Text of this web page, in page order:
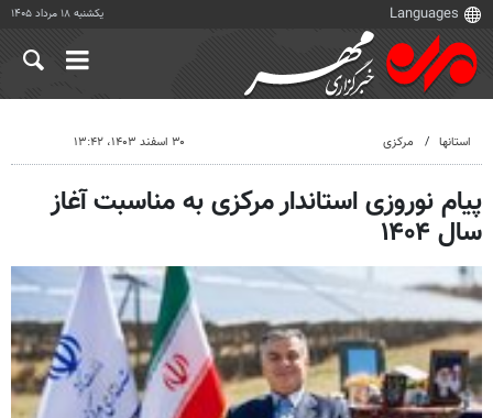
یکشنبه ۱۸ مرداد ۱۴۰۵
استانها مرکزی ۳۰ اسفند ۱۴۰۳، ۱۳:۴۲
پیام نوروزی استاندار مرکزی به مناسبت آغاز
سال ۱۴۰۴